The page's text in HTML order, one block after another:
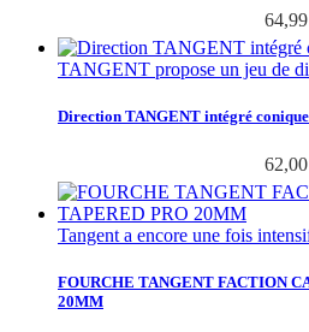
TANGENT propose un jeu de
Direction TANGENT intégré
Tangent a encore une fois
FOURCHE TANGENT FACTION
20MM